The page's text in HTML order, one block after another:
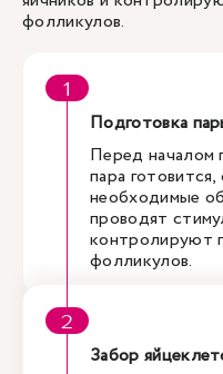
фолликулов.
Подготовка
Перед
пара
необходимые
проводят
контролируют
фолликулов.
Забор